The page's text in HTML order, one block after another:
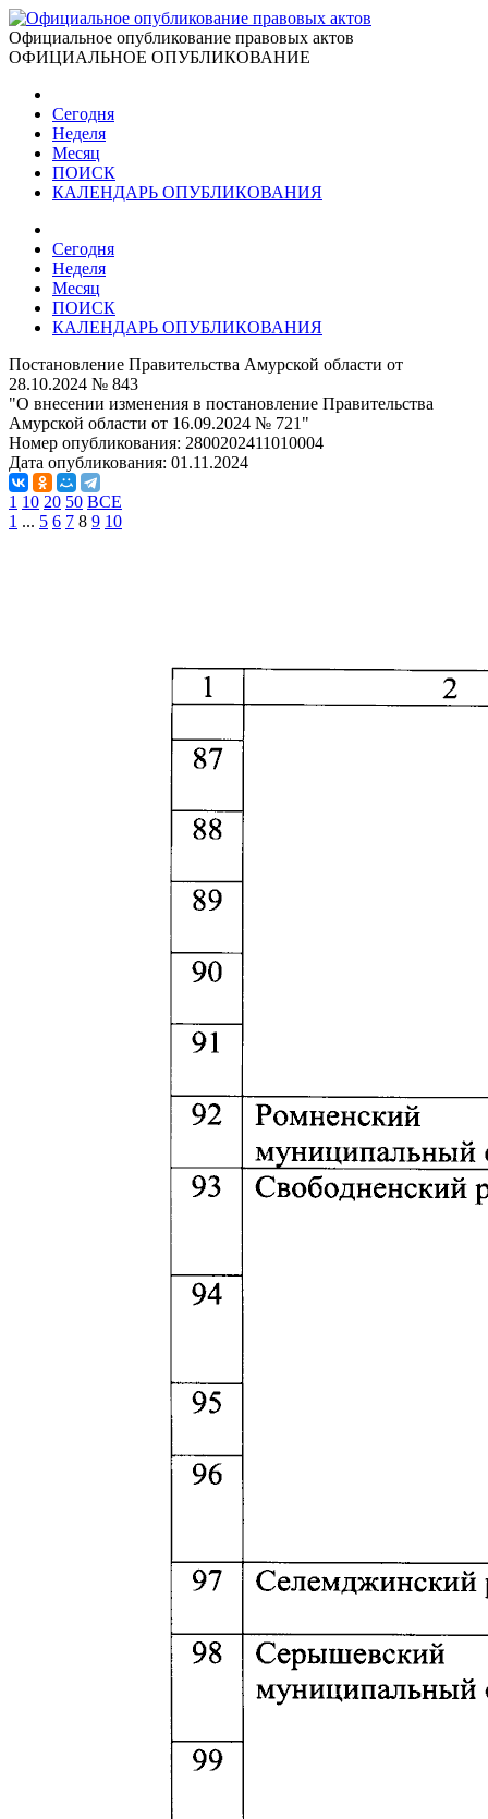
Официальное опубликование правовых актов
ОФИЦИАЛЬНОЕ ОПУБЛИКОВАНИЕ
Сегодня
Неделя
Месяц
ПОИСК
КАЛЕНДАРЬ ОПУБЛИКОВАНИЯ
Сегодня
Неделя
Месяц
ПОИСК
КАЛЕНДАРЬ ОПУБЛИКОВАНИЯ
Постановление Правительства Амурской области от
28.10.2024 № 843
"О внесении изменения в постановление Правительства
Амурской области от 16.09.2024 № 721"
Номер опубликования: 2800202411010004
Дата опубликования: 01.11.2024
1 10 20 50 ВСЕ
1 ... 5 6 7 8 9 10